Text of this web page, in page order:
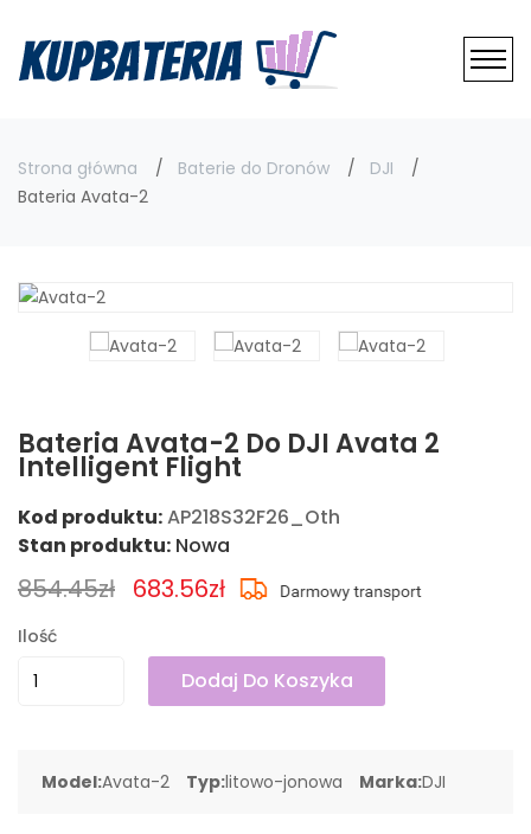
Strona główna Baterie do Dronów
DJI
Bateria Avata-2
Bateria Avata-2 Do DJI Avata 2
Intelligent Flight
Kod produktu:AP218S32F26_Oth
Stan produktu: Nowa
854.45zł 683.56zł
Ilość
Dodaj Do Koszyka
Model:Avata-2 Typ:litowo-jonowa Marka:DJI